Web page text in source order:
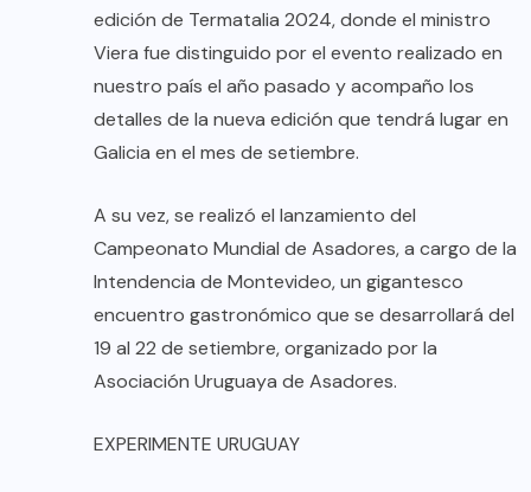
edición de Termatalia 2024, donde el ministro
Viera fue distinguido por el evento realizado en
nuestro país el año pasado y acompaño los
detalles de la nueva edición que tendrá lugar en
Galicia en el mes de setiembre.
A su vez, se realizó el lanzamiento del
Campeonato Mundial de Asadores, a cargo de la
Intendencia de Montevideo, un gigantesco
encuentro gastronómico que se desarrollará del
19 al 22 de setiembre, organizado por la
Asociación Uruguaya de Asadores.
EXPERIMENTE URUGUAY